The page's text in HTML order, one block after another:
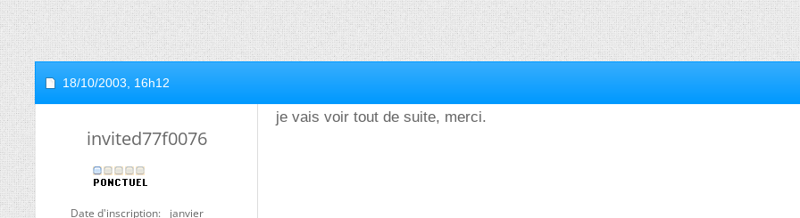
18/10/2003, 16h12
invited77f0076
Date d'inscription janvier
je vais voir tout de suite, merci.